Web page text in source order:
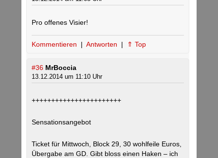
Pro offenes Visier!
Kommentieren | Antworten | ⇑ Top
#36 MrBoccia
13.12.2014 um 11:10 Uhr
+++++++++++++++++++++++
Sensationsangebot
Ticket für Mittwoch, Block 29, 30 wohlfeile Euros,
Übergabe am GD. Gibt bloss einen Haken – ich